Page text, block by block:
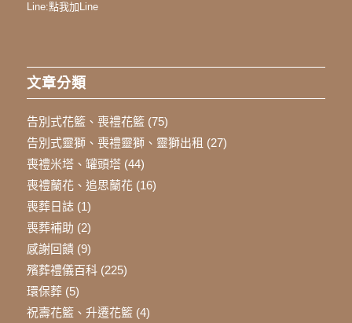
Line:點我加Line
文章分類
告別式花籃、喪禮花籃(75)
告別式靈獅、喪禮靈獅、靈獅出租 (27)
喪禮米塔、罐頭塔(44)
喪禮蘭花、追思蘭花(16)
喪葬日誌(1)
喪葬補助 (2)
感謝回饋(9)
殯葬禮儀百科(225)
環保葬(5)
祝壽花籃、升遷花籃(4)